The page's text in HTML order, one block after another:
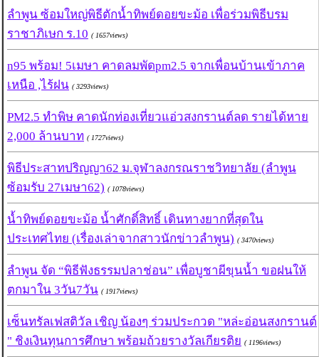
ลำพูน ซ้อมใหญ่พิธีตักน้ำทิพย์ดอยขะม้อ เพื่อร่วมพิธีบรม
ราชาภิเษก ร.10 ( 1657views)
n95 พร้อม! 5เมษา คาดลมพัดpm2.5 จากเพื่อนบ้านเข้าภาค
เหนือ ,ไร้ฝน ( 3293views)
PM2.5 ทำพิษ คาดนักท่องเที่ยวแอ่วสงกรานต์ลด รายได้หาย
2,000 ล้านบาท ( 1727views)
พิธีประสาทปริญญา62 ม.จุฬาลงกรณราชวิทยาลัย (ลำพูน
ซ้อมรับ 27เมษา62) ( 1078views)
น้ำทิพย์ดอยขะม้อ น้ำศักดิ์สิทธิ์ เดินทางยากที่สุดใน
ประเทศไทย (เรื่องเล่าจากสาวนักข่าวลำพูน) ( 3470views)
ลำพูน จัด “พิธีฟังธรรมปลาช่อน” เพื่อบูชาผีขุนน้ำ ขอฝนให้
ตกมาใน 3วัน7วัน ( 1917views)
เซ็นทรัลเฟสติวัล เชิญ น้องๆ ร่วมประกวด "หล่ะอ่อนสงกรานต์
" ชิงเงินทุนการศึกษา พร้อมถ้วยรางวัลเกียรติย ( 1196views)